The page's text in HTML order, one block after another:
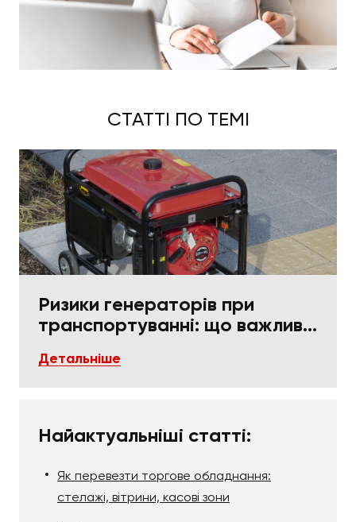
СТАТТІ ПО ТЕМІ
Ризики генераторів при
транспортуванні: що важливо
Детальніше
Найактуальніші статті:
Як перевезти торгове обладнання:
стелажі, вітрини, касові зони